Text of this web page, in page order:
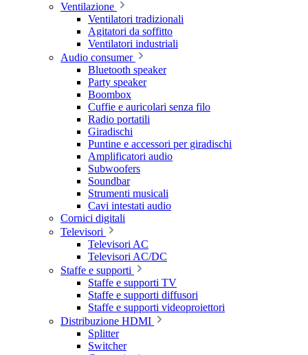
Ventilazione
Ventilatori tradizionali
Agitatori da soffitto
Ventilatori industriali
Audio consumer
Bluetooth speaker
Party speaker
Boombox
Cuffie e auricolari senza filo
Radio portatili
Giradischi
Puntine e accessori per giradischi
Amplificatori audio
Subwoofers
Soundbar
Strumenti musicali
Cavi intestati audio
Cornici digitali
Televisori
Televisori AC
Televisori AC/DC
Staffe e supporti
Staffe e supporti TV
Staffe e supporti diffusori
Staffe e supporti videoproiettori
Distribuzione HDMI
Splitter
Switcher